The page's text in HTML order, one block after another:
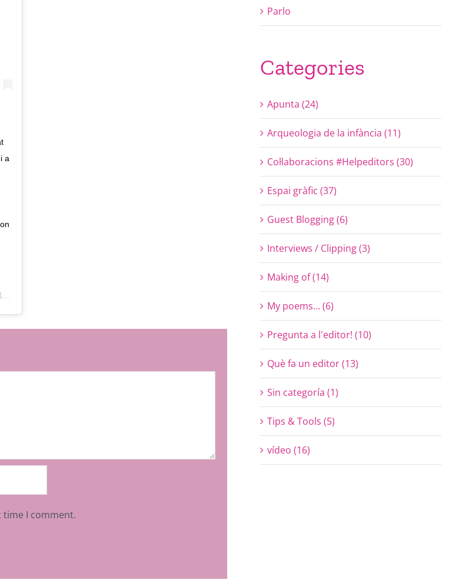
a
10:25 PDT
time I comment.
Parlo
Categories
Apunta (24)
Arqueologia de la infància (11)
Col·laboracions #Helpeditors (30)
Espai gràfic (37)
Guest Blogging (6)
Interviews / Clipping (3)
Making of (14)
My poems… (6)
Pregunta a l'editor! (10)
Què fa un editor (13)
Sin categoría (1)
Tips & Tools (5)
vídeo (16)